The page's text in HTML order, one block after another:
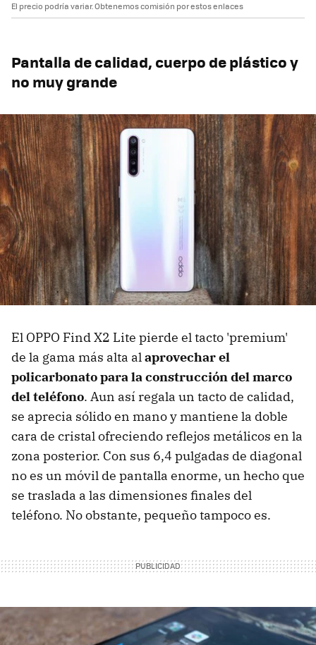
El precio podría variar. Obtenemos comisión por estos enlaces
Pantalla de calidad, cuerpo de plástico y
no muy grande
El OPPO Find X2 Lite pierde el tacto 'premium'
de la gama más alta al aprovechar el
policarbonato para la construcción del marco
del teléfono. Aun así regala un tacto de calidad,
se aprecia sólido en mano y mantiene la doble
cara de cristal ofreciendo reflejos metálicos en la
zona posterior. Con sus 6,4 pulgadas de diagonal
no es un móvil de pantalla enorme, un hecho que
se traslada a las dimensiones finales del
teléfono. No obstante, pequeño tampoco es.